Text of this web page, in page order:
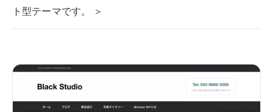
ト型テーマです。 ＞